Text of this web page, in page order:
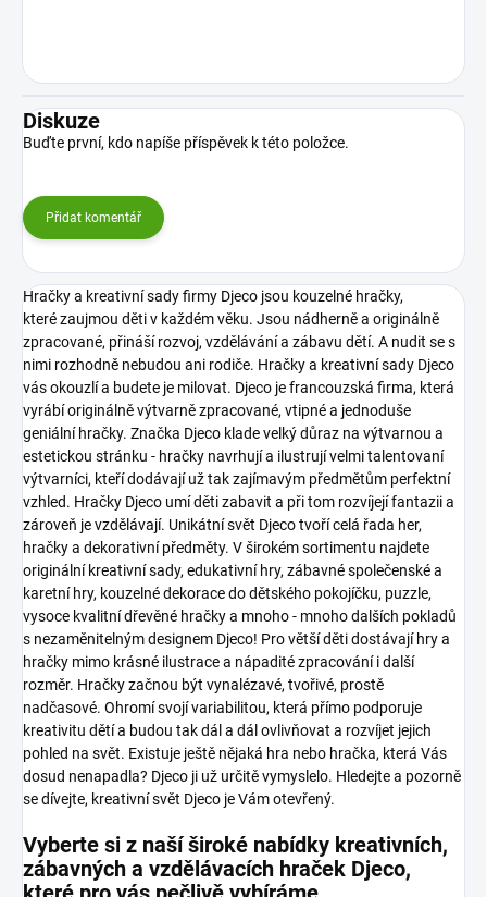
Diskuze
Buďte první, kdo napíše příspěvek k této položce.
Přidat komentář
Hračky a kreativní sady firmy Djeco jsou kouzelné hračky,
které zaujmou děti v každém věku. Jsou nádherně a originálně
zpracované, přináší rozvoj, vzdělávání a zábavu dětí. A nudit se s
nimi rozhodně nebudou ani rodiče. Hračky a kreativní sady Djeco
vás okouzlí a budete je milovat. Djeco je francouzská firma, která
vyrábí originálně výtvarně zpracované, vtipné a jednoduše
geniální hračky. Značka Djeco klade velký důraz na výtvarnou a
estetickou stránku - hračky navrhují a ilustrují velmi talentovaní
výtvarníci, kteří dodávají už tak zajímavým předmětům perfektní
vzhled. Hračky Djeco umí děti zabavit a při tom rozvíjejí fantazii a
zároveň je vzdělávají. Unikátní svět Djeco tvoří celá řada her,
hračky a dekorativní předměty. V širokém sortimentu najdete
originální kreativní sady, edukativní hry, zábavné společenské a
karetní hry, kouzelné dekorace do dětského pokojíčku, puzzle,
vysoce kvalitní dřevěné hračky a mnoho - mnoho dalších pokladů
s nezaměnitelným designem Djeco! Pro větší děti dostávají hry a
hračky mimo krásné ilustrace a nápadité zpracování i další
rozměr. Hračky začnou být vynalézavé, tvořivé, prostě
nadčasové. Ohromí svojí variabilitou, která přímo podporuje
kreativitu dětí a budou tak dál a dál ovlivňovat a rozvíjet jejich
pohled na svět. Existuje ještě nějaká hra nebo hračka, která Vás
dosud nenapadla? Djeco ji už určitě vymyslelo. Hledejte a pozorně
se dívejte, kreativní svět Djeco je Vám otevřený.
Vyberte si z naší široké nabídky kreativních,
zábavných a vzdělávacích hraček Djeco,